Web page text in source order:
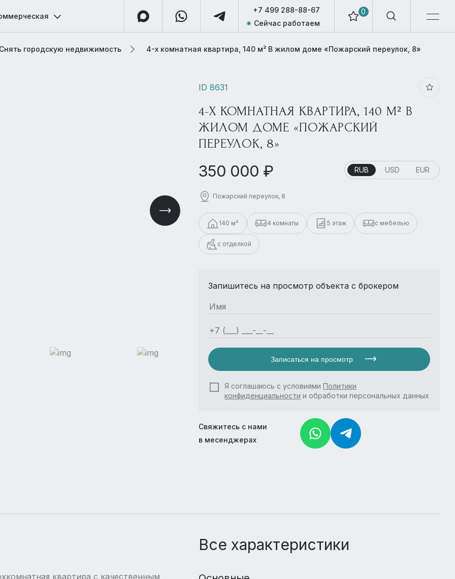
0
+7 499 288-88-67
Сейчас работаем
городскую недвижимость 4-х комнатная квартира, 140 м² В жилом доме «Пожарский переулок, 8»
ID 8631
4-Х КОМНАТНАЯ КВАРТИРА, 140 М² В
ЖИЛОМ ДОМЕ «ПОЖАРСКИЙ
ПЕРЕУЛОК, 8»
350 000 ₽ RUB USD EUR
Пожарский переулок, 8
140 м² 4 комнаты 5 этаж с мебелью
с отделкой
Запишитесь на просмотр объекта с брокером
Записаться на просмотр
Я соглашаюсь с условиямиПолитики
конфиденциальности и обработки персональных данных
Свяжитесь с нами
в месенджерах
квартира с качественным
Все характеристики